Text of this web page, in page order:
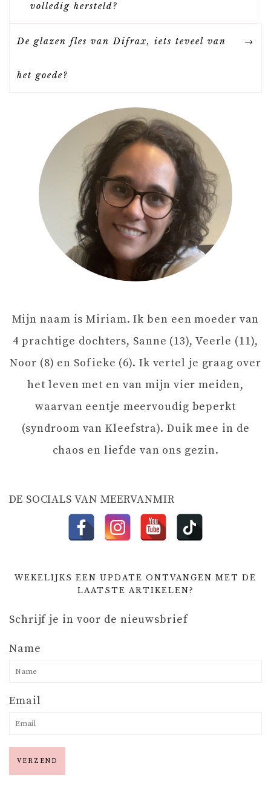
R
G
A
volledig hersteld?
De glazen fles van Difrax, iets teveel van
het goede?
Mijn naam is Miriam. Ik ben een moeder van
4 prachtige dochters, Sanne (13), Veerle (11),
Noor (8) en Sofieke (6). Ik vertel je graag over
het leven met en van mijn vier meiden,
waarvan eentje meervoudig beperkt
(syndroom van Kleefstra). Duik mee in de
chaos en liefde van ons gezin.
DE SOCIALS VAN MEERVANMIR
WEKELIJKS EEN UPDATE ONTVANGEN MET DE
LAATSTE ARTIKELEN?
Schrijf je in voor de nieuwsbrief
Name
Email